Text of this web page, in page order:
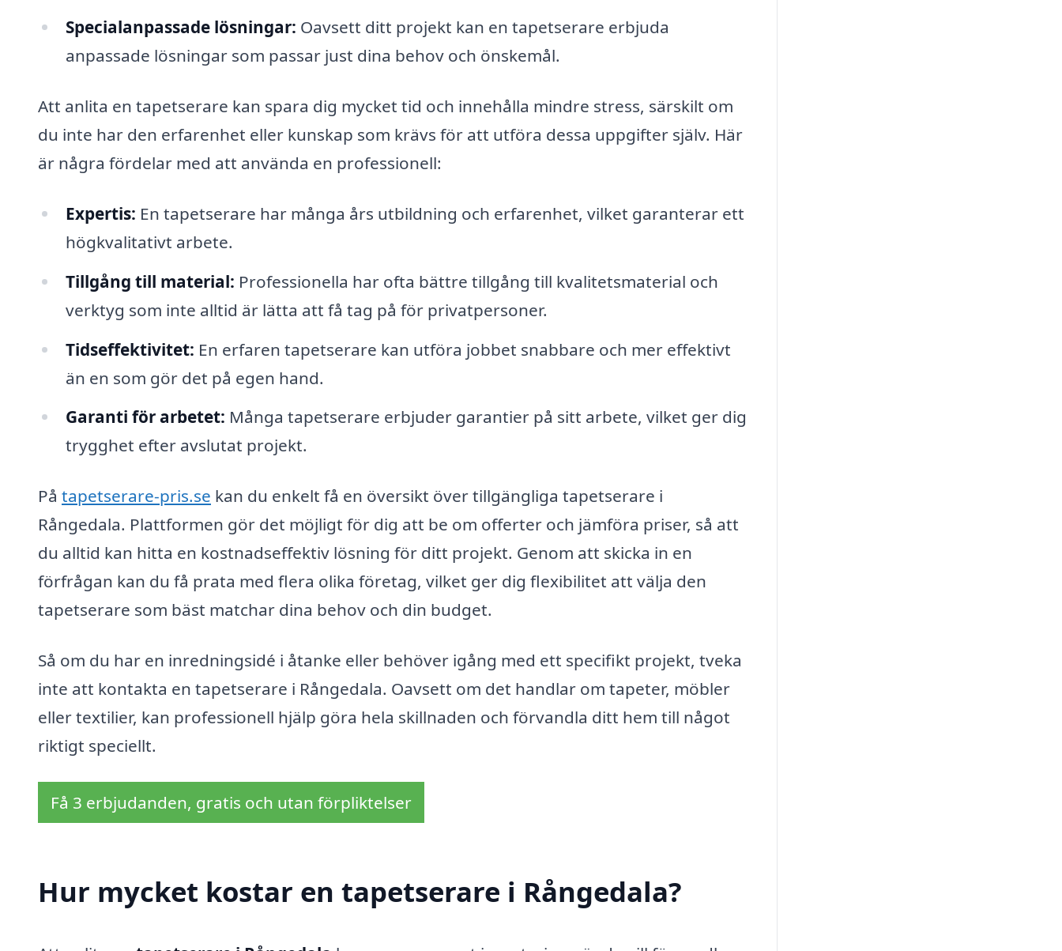
Specialanpassade lösningar: Oavsett ditt projekt kan en tapetserare erbjuda
anpassade lösningar som passar just dina behov och önskemål.
Att anlita en tapetserare kan spara dig mycket tid och innehålla mindre stress, särskilt om
du inte har den erfarenhet eller kunskap som krävs för att utföra dessa uppgifter själv. Här
är några fördelar med att använda en professionell:
Expertis: En tapetserare har många års utbildning och erfarenhet, vilket garanterar ett
högkvalitativt arbete.
Tillgång till material: Professionella har ofta bättre tillgång till kvalitetsmaterial och
verktyg som inte alltid är lätta att få tag på för privatpersoner.
Tidseffektivitet: En erfaren tapetserare kan utföra jobbet snabbare och mer effektivt
än en som gör det på egen hand.
Garanti för arbetet: Många tapetserare erbjuder garantier på sitt arbete, vilket ger dig
trygghet efter avslutat projekt.
På tapetserare-pris.se kan du enkelt få en översikt över tillgängliga tapetserare i
Rångedala. Plattformen gör det möjligt för dig att be om offerter och jämföra priser, så att
du alltid kan hitta en kostnadseffektiv lösning för ditt projekt. Genom att skicka in en
förfrågan kan du få prata med flera olika företag, vilket ger dig flexibilitet att välja den
tapetserare som bäst matchar dina behov och din budget.
Så om du har en inredningsidé i åtanke eller behöver igång med ett specifikt projekt, tveka
inte att kontakta en tapetserare i Rångedala. Oavsett om det handlar om tapeter, möbler
eller textilier, kan professionell hjälp göra hela skillnaden och förvandla ditt hem till något
riktigt speciellt.
Få 3 erbjudanden, gratis och utan förpliktelser
Hur mycket kostar en tapetserare i Rångedala?